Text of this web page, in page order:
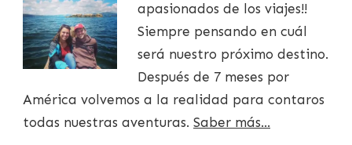
apasionados de los viajes!!
Siempre pensando en cuál
será nuestro próximo destino.
Después de 7 meses por
América volvemos a la realidad para contaros
todas nuestras aventuras. Saber más...